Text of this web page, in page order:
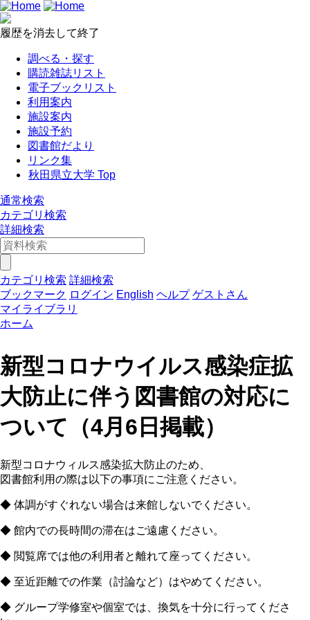
履歴を消去して終了
調べる・探す
購読雑誌リスト
電子ブックリスト
利用案内
施設案内
施設予約
図書館だより
リンク集
秋田県立大学 Top
通常検索
カテゴリ検索
詳細検索
カテゴリ検索 詳細検索
ブックマーク ログイン English ヘルプ ゲストさん
マイライブラリ
ホーム
新型コロナウイルス感染症拡
大防止に伴う図書館の対応に
ついて（4月6日掲載）
新型コロナウィルス感染拡大防止のため、
図書館利用の際は以下の事項にご注意ください。
◆ 体調がすぐれない場合は来館しないでください。
◆ 館内での長時間の滞在はご遠慮ください。
◆ 閲覧席では他の利用者と離れて座ってください。
◆ 至近距離での作業（討論など）はやめてください。
◆ グループ学修室や個室では、換気を十分に行ってくださ